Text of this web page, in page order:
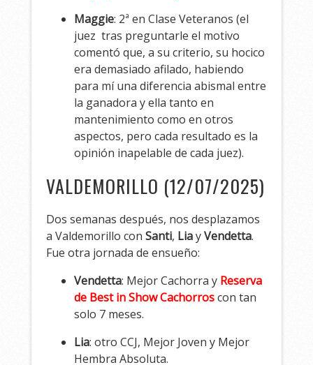
Maggie: 2ª en Clase Veteranos (el
juez tras preguntarle el motivo
comentó que, a su criterio, su hocico
era demasiado afilado, habiendo
para mí una diferencia abismal entre
la ganadora y ella tanto en
mantenimiento como en otros
aspectos, pero cada resultado es la
opinión inapelable de cada juez).
VALDEMORILLO (12/07/2025)
Dos semanas después, nos desplazamos
a Valdemorillo conSanti, LiayVendetta.
Fue otra jornada de ensueño:
Vendetta: Mejor Cachorra y Reserva
de Best in Show Cachorroscon tan
solo 7 meses.
Lia: otro CCJ, Mejor Joven y Mejor
Hembra Absoluta.